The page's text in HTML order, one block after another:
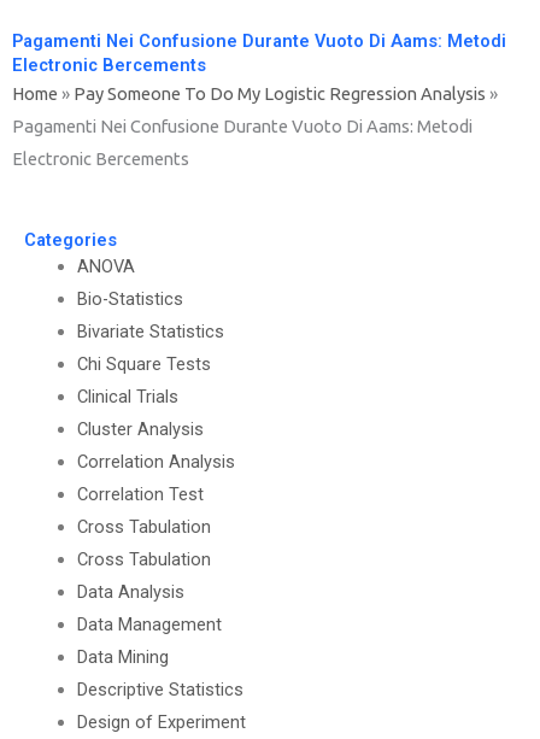
Pagamenti Nei Confusione Durante Vuoto Di Aams: Metodi
Electronic Bercements
Home » Pay Someone To Do My Logistic Regression Analysis »
Pagamenti Nei Confusione Durante Vuoto Di Aams: Metodi
Electronic Bercements
Categories
ANOVA
Bio-Statistics
Bivariate Statistics
Chi Square Tests
Clinical Trials
Cluster Analysis
Correlation Analysis
Correlation Test
Cross Tabulation
Cross Tabulation
Data Analysis
Data Management
Data Mining
Descriptive Statistics
Design of Experiment